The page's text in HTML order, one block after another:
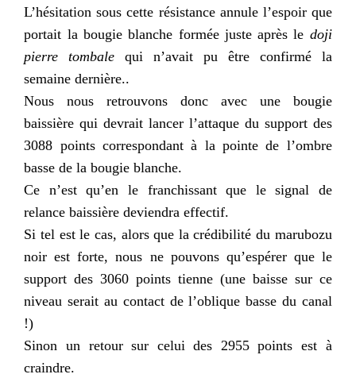
L’hésitation sous cette résistance annule l’espoir que
portait la bougie blanche formée juste après le doji
pierre tombale qui n’avait pu être confirmé la
semaine dernière..
Nous nous retrouvons donc avec une bougie
baissière qui devrait lancer l’attaque du support des
3088 points correspondant à la pointe de l’ombre
basse de la bougie blanche.
Ce n’est qu’en le franchissant que le signal de
relance baissière deviendra effectif.
Si tel est le cas, alors que la crédibilité du marubozu
noir est forte, nous ne pouvons qu’espérer que le
support des 3060 points tienne (une baisse sur ce
niveau serait au contact de l’oblique basse du canal
!)
Sinon un retour sur celui des 2955 points est à
craindre.